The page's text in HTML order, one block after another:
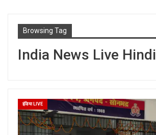
Browsing Tag
India News Live Hindi
इंडिया LIVE